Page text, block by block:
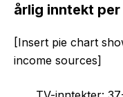
årlig inntekt
[Insert pie chart
income sources]